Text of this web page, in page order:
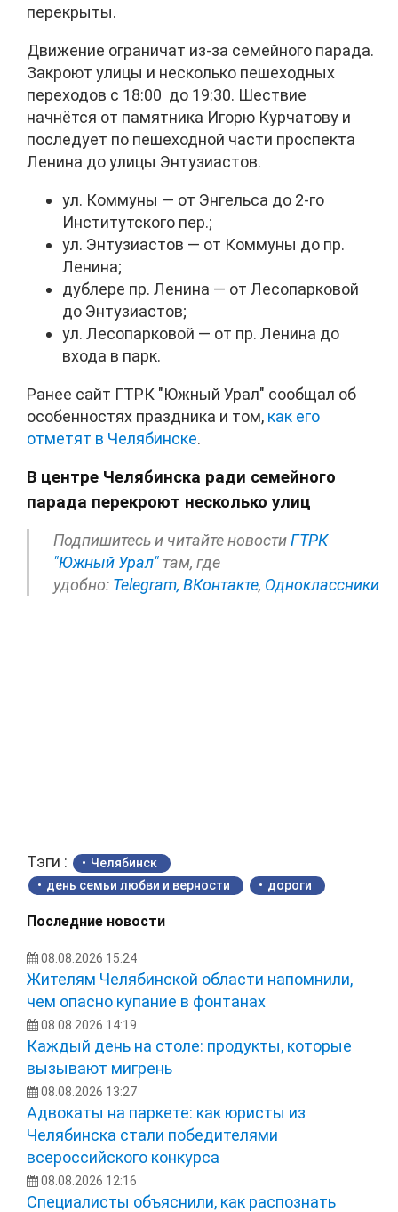
перекрыты.
Движение ограничат из-за семейного парада.
Закроют улицы и несколько пешеходных
переходов с 18:00 до 19:30. Шествие
начнётся от памятника Игорю Курчатову и
последует по пешеходной части проспекта
Ленина до улицы Энтузиастов.
ул. Коммуны — от Энгельса до 2-го
Институтского пер.;
ул. Энтузиастов — от Коммуны до пр.
Ленина;
дублере пр. Ленина — от Лесопарковой
до Энтузиастов;
ул. Лесопарковой — от пр. Ленина до
входа в парк.
Ранее сайт ГТРК "Южный Урал" сообщал об
особенностях праздника и том, как его
отметят в Челябинске.
В центре Челябинска ради семейного
парада перекроют несколько улиц
Подпишитесь и читайте новостиГТРК
"Южный Урал" там, где
удобно: Telegram, ВКонтакте, Одноклассники
Тэги :
Челябинск
день семьи любви и верности
дороги
Последние новости
08.08.2026 15:24
Жителям Челябинской области напомнили,
чем опасно купание в фонтанах
08.08.2026 14:19
Каждый день на столе: продукты, которые
вызывают мигрень
08.08.2026 13:27
Адвокаты на паркете: как юристы из
Челябинска стали победителями
всероссийского конкурса
08.08.2026 12:16
Специалисты объяснили, как распознать